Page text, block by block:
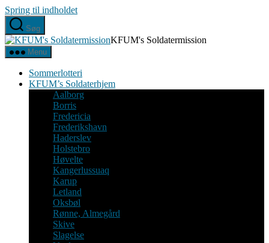
Spring til indholdet
Søg
KFUM's Soldatermission
Menu
Sommerlotteri
KFUM’s Soldaterhjem
Aalborg
Borris
Fredericia
Frederikshavn
Haderslev
Holstebro
Høvelte
Kangerlussuaq
Karup
Letland
Oksbøl
Rønne, Almegård
Skive
Slagelse